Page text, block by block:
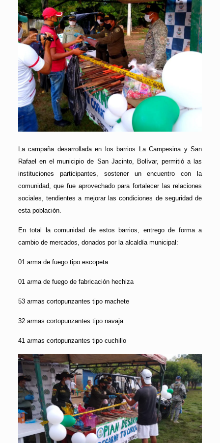
La campaña desarrollada en los barrios La Campesina y San
Rafael en el municipio de San Jacinto, Bolívar, permitió a las
instituciones participantes, sostener un encuentro con la
comunidad, que fue aprovechado para fortalecer las relaciones
sociales, tendientes a mejorar las condiciones de seguridad de
esta población.
En total la comunidad de estos barrios, entrego de forma a
cambio de mercados, donados por la alcaldía municipal:
01 arma de fuego tipo escopeta
01 arma de fuego de fabricación hechiza
53 armas cortopunzantes tipo machete
32 armas cortopunzantes tipo navaja
41 armas cortopunzantes tipo cuchillo